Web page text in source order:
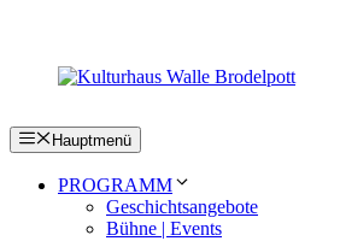
springen
Hauptmenü
PROGRAMM
Geschichtsangebote
Bühne | Events